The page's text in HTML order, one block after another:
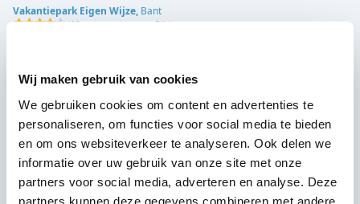
Wij maken gebruik van cookies
We gebruiken cookies om content en advertenties te
personaliseren, om functies voor social media te bieden
en om ons websiteverkeer te analyseren. Ook delen we
informatie over uw gebruik van onze site met onze
partners voor social media, adverteren en analyse. Deze
partners kunnen deze gegevens combineren met andere
Vakantiepark Eigen Wijze, Bant
(10 reviews over onze DJ's)